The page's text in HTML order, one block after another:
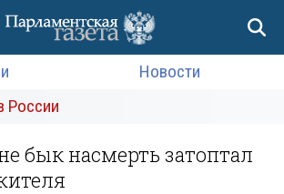
Новости
России
бык насмерть затоптал